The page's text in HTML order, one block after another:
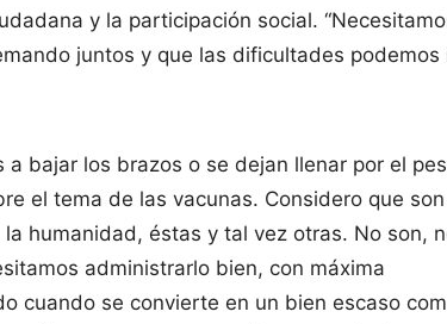
y la participación social.
juntos y que las dificultades podemos
bajar los brazos o se dejan llenar por el
el tema de las vacunas. Considero que
humanidad, éstas y tal vez otras. No son,
administrarlo bien, con máxima
cuando se convierte en un bien escaso